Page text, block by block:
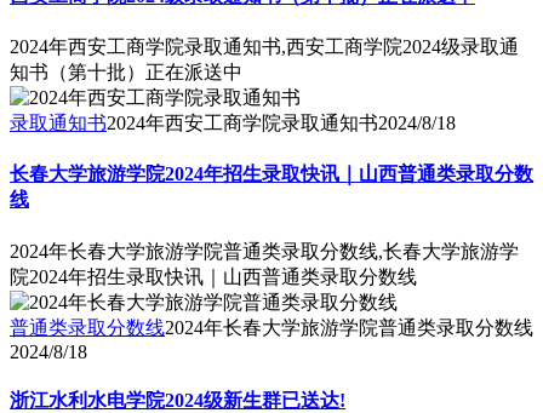
2024年西安工商学院录取通知书,西安工商学院2024级录取通
知书（第十批）正在派送中
录取通知书2024年西安工商学院录取通知书2024/8/18
长春大学旅游学院2024年招生录取快讯｜山西普通类录取分数
线
2024年长春大学旅游学院普通类录取分数线,长春大学旅游学
院2024年招生录取快讯｜山西普通类录取分数线
普通类录取分数线2024年长春大学旅游学院普通类录取分数线
2024/8/18
浙江水利水电学院2024级新生群已送达!